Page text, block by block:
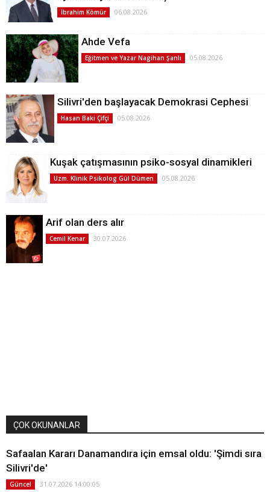
İbrahim Kömür 06.08.2026
Ahde Vefa
Eğitmen ve Yazar Nagihan Şanlı 05.08.2026
Silivri'den başlayacak Demokrasi Cephesi
Hasan Baki Çifçi 05.08.2026
Kuşak çatışmasının psiko-sosyal dinamikleri
Uzm. Klinik Psikolog Gül Dümen 05.08.2026
Arif olan ders alır
Cemil Kenar 30.07.2026
ÇOK OKUNANLAR
Safaalan Kararı Danamandıra için emsal oldu: 'Şimdi sıra
Silivri'de'
Güncel 31.07.2026 14:00:05